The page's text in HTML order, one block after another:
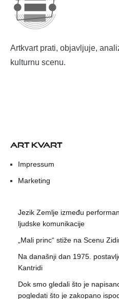
Artkvart prati, objavljuje,
kulturnu scenu.
ART KVART
Impressum
Marketing
Jezik Zemlje između
ljudske komunikacije
„Mali princ“ stiže na Scenu
Na današnji dan 1975.
Kantridi
Dok smo gledali što je
pogledati što je zakopano